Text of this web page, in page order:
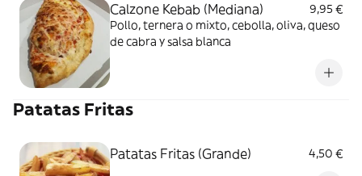
Calzone Kebab (Mediana)
9,95 €
Pollo, ternera o mixto, cebolla, oliva, queso
de cabra y salsa blanca
Patatas Fritas
Patatas Fritas (Grande) 4,50 €